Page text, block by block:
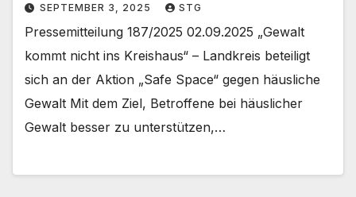
SEPTEMBER 3, 2025 STG
Pressemitteilung 187/2025 02.09.2025 „Gewalt
kommt nicht ins Kreishaus“ – Landkreis beteiligt
sich an der Aktion „Safe Space“ gegen häusliche
Gewalt Mit dem Ziel, Betroffene bei häuslicher
Gewalt besser zu unterstützen,…